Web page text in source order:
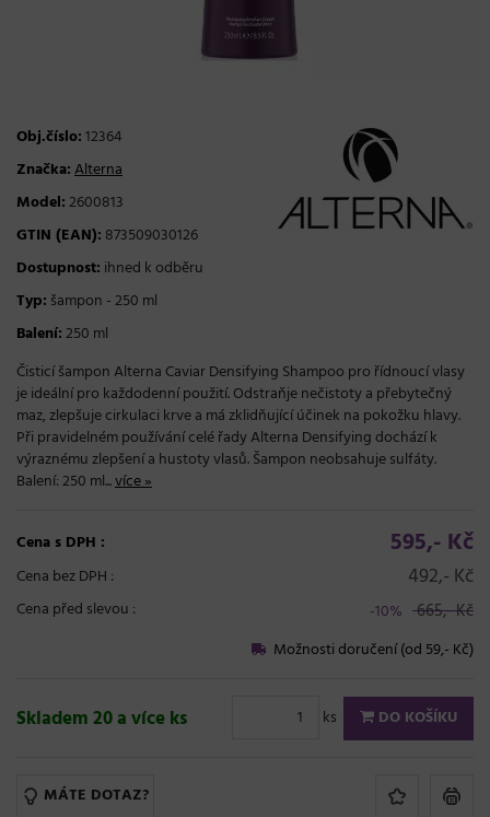
Obj.číslo:12364
Značka:Alterna
Model:2600813
GTIN (EAN): 873509030126
Dostupnost: ihned k odběru
Typ: šampon - 250 ml
Balení:250 ml
Čisticí šampon Alterna Caviar Densifying Shampoo pro řídnoucí vlasy
je ideální pro každodenní použití. Odstraňje nečistoty a přebytečný
maz, zlepšuje cirkulaci krve a má zklidňující účinek na pokožku hlavy.
Při pravidelném používání celé řady Alterna Densifying dochází k
výraznému zlepšení a hustoty vlasů. Šampon neobsahuje sulfáty.
Balení: 250 ml...více »
Cena s DPH : 595,- Kč
Cena bez DPH : 492,- Kč
Cena před slevou : -10% 665,- Kč
Možnosti doručení (od 59,- Kč)
Skladem 20 a více ks ks DO KOŠÍKU
MÁTE DOTAZ?